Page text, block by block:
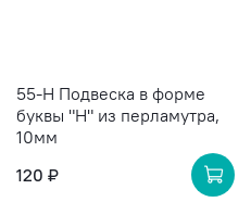
55-H Подвеска в форме
буквы "H" из перламутра,
10мм
120 ₽